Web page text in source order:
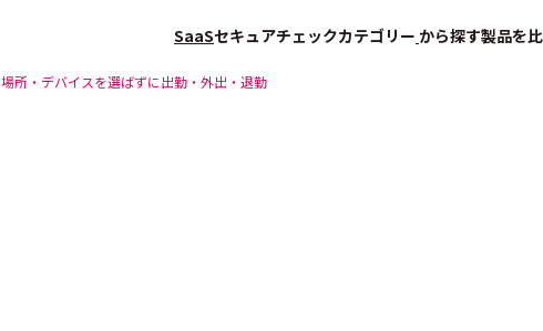
SaaSセキュアチェックカテゴリー から探す製品を
場所・デバイスを選ばずに出勤・外出・退勤